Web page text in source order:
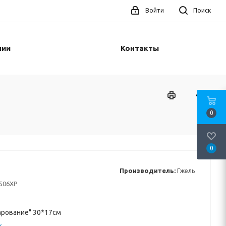
Поиск
Войти
Контакты
Производитель: Гжель
30*17см
0
0